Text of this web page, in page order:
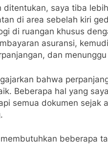
ditentukan, saya tiba
di area sebelah kiri
di ruangan khusus
asuransi,
dan
bahwa
Beberapa hal yang
semua dokumen sejak
beberapa